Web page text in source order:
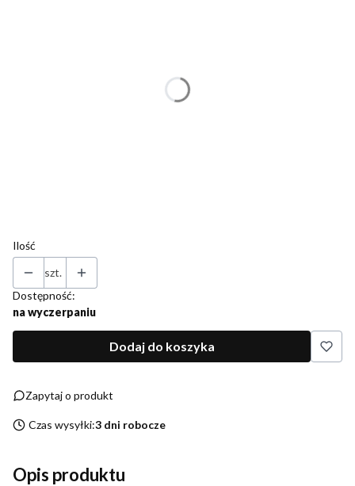
Ilość
szt.
Dostępność:
na wyczerpaniu
Dodaj do koszyka
Zapytaj o produkt
Czas wysyłki:3 dni robocze
Opis produktu